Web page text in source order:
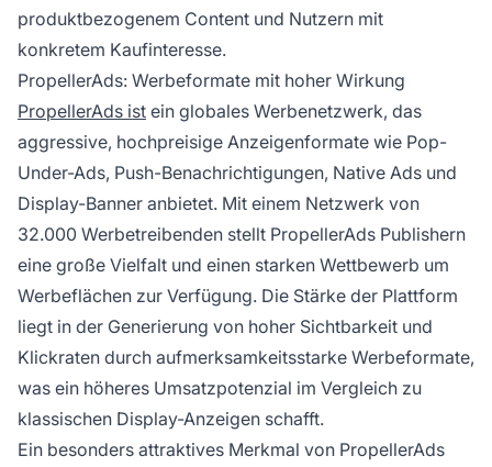
produktbezogenem Content und Nutzern mit
konkretem Kaufinteresse.
PropellerAds: Werbeformate mit hoher Wirkung
PropellerAds ist ein globales Werbenetzwerk, das
aggressive, hochpreisige Anzeigenformate wie Pop-
Under-Ads, Push-Benachrichtigungen, Native Ads und
Display-Banner anbietet. Mit einem Netzwerk von
32.000 Werbetreibenden stellt PropellerAds Publishern
eine große Vielfalt und einen starken Wettbewerb um
Werbeflächen zur Verfügung. Die Stärke der Plattform
liegt in der Generierung von hoher Sichtbarkeit und
Klickraten durch aufmerksamkeitsstarke Werbeformate,
was ein höheres Umsatzpotenzial im Vergleich zu
klassischen Display-Anzeigen schafft.
Ein besonders attraktives Merkmal von PropellerAds